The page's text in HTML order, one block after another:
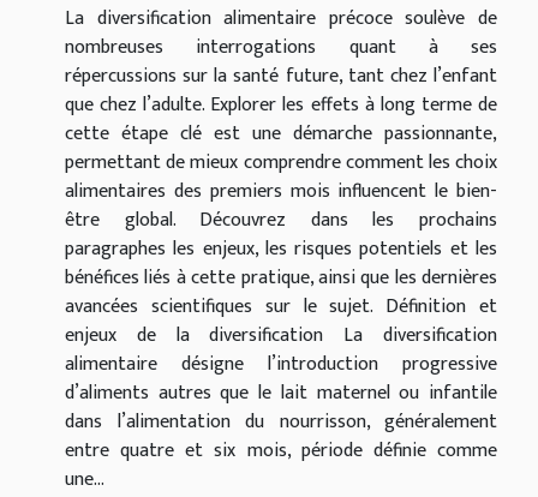
La diversification alimentaire précoce soulève de
nombreuses interrogations quant à ses
répercussions sur la santé future, tant chez l’enfant
que chez l’adulte. Explorer les effets à long terme de
cette étape clé est une démarche passionnante,
permettant de mieux comprendre comment les choix
alimentaires des premiers mois influencent le bien-
être global. Découvrez dans les prochains
paragraphes les enjeux, les risques potentiels et les
bénéfices liés à cette pratique, ainsi que les dernières
avancées scientifiques sur le sujet. Définition et
enjeux de la diversification La diversification
alimentaire désigne l’introduction progressive
d’aliments autres que le lait maternel ou infantile
dans l’alimentation du nourrisson, généralement
entre quatre et six mois, période définie comme
une...